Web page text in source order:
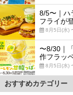
8/5〜｜ハ
フライが
8月5日(水)
〜8/30｜
作フラッ
8月5日(水)
おすすめカテゴリー